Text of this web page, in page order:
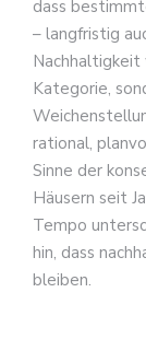
dass
– langfristig
Nachhaltigkeit
Kategorie,
rational,
Sinne der
Häusern seit
Tempo
hin, dass
bleiben.